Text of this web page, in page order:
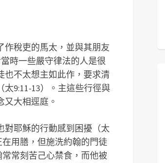
作稅吏的馬太，並與其朋友
時一些嚴守律法的人是很
也不太想主如此作，要求清
9:11-13）。主這些行徑與
大相逕庭。
對耶穌的行動感到困擾（太
用膳，但施洗約翰的門徒
常刻苦己心禁食，而他被